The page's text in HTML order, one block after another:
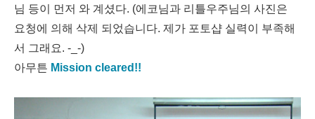
님 등이 먼저 와 계셨다. (에코님과 리틀우주님의 사진은
요청에 의해 삭제 되었습니다. 제가 포토샵 실력이 부족해
서 그래요. -_-)
아무튼 Mission cleared!!